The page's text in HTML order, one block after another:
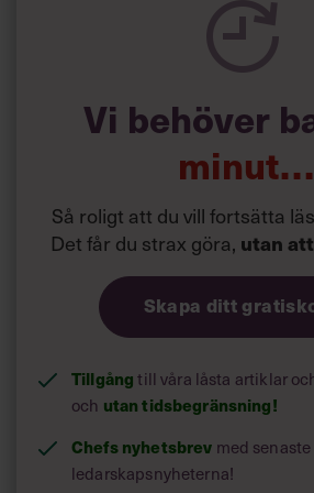
Vi behöver
minut…
Så roligt att du vill fortsätta
Det får du strax göra, utan
Skapa ditt
Tillgångtill våra låsta artiklar
och utan tidsbegränsning!
Chefs nyhetsbrev med senaste
ledarskapsnyheterna!